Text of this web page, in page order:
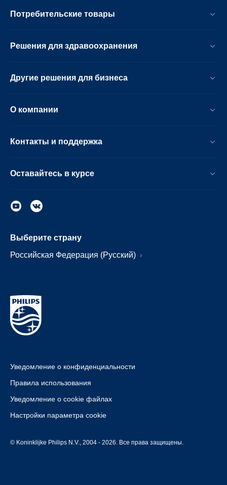
Потребительские товары
Решения для здравоохранения
Другие решения для бизнеса
О компании
Контакты и поддержка
Оставайтесь в курсе
Выберите страну
Российская Федерация (Русский)
Уведомление о конфиденциальности
Правила использования
Уведомление о cookie файлах
Настройки параметра cookie
© Koninklijke Philips N.V., 2004 - 2026. Все права защищены.